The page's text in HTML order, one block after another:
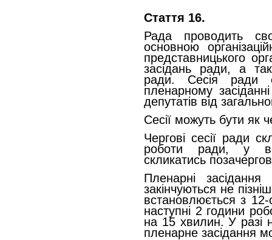
Стаття 16.
Рада проводить
основною
представницького
засідань ради, а
ради. Сесія ради
пленарному
депутатів від
Сесії можуть бути як
Чергові сесії ради
роботи ради, у
скликатись
Пленарні
закінчуються не
встановлюється з
наступні 2 години
на 15 хвилин. У разі
пленарне засідання